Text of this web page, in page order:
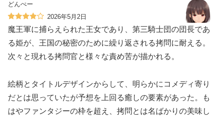
どんぺー
2026年5月2日
魔王軍に捕らえられた王女であり、第三騎士団の団長であ
る姫が、王国の秘密のために繰り返される拷問に耐える。
次々と現れる拷問官と様々な責め苦が描かれる。
絵柄とタイトルデザインからして、明らかにコメディ寄り
だとは思っていたが予想を上回る癒しの要素があった。も
はやファンタジーの枠を超え、拷問とは名ばかりの美味し